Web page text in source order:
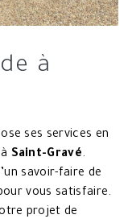
à
ses services en
Saint-Gravé.
savoir-faire de
vous satisfaire.
projet de